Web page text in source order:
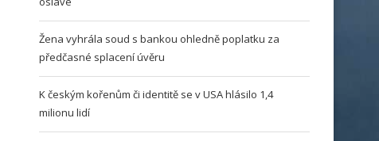
Žena vyhrála soud s bankou ohledně poplatku za
předčasné splacení úvěru
K českým kořenům či identitě se v USA hlásilo 1,4
milionu lidí